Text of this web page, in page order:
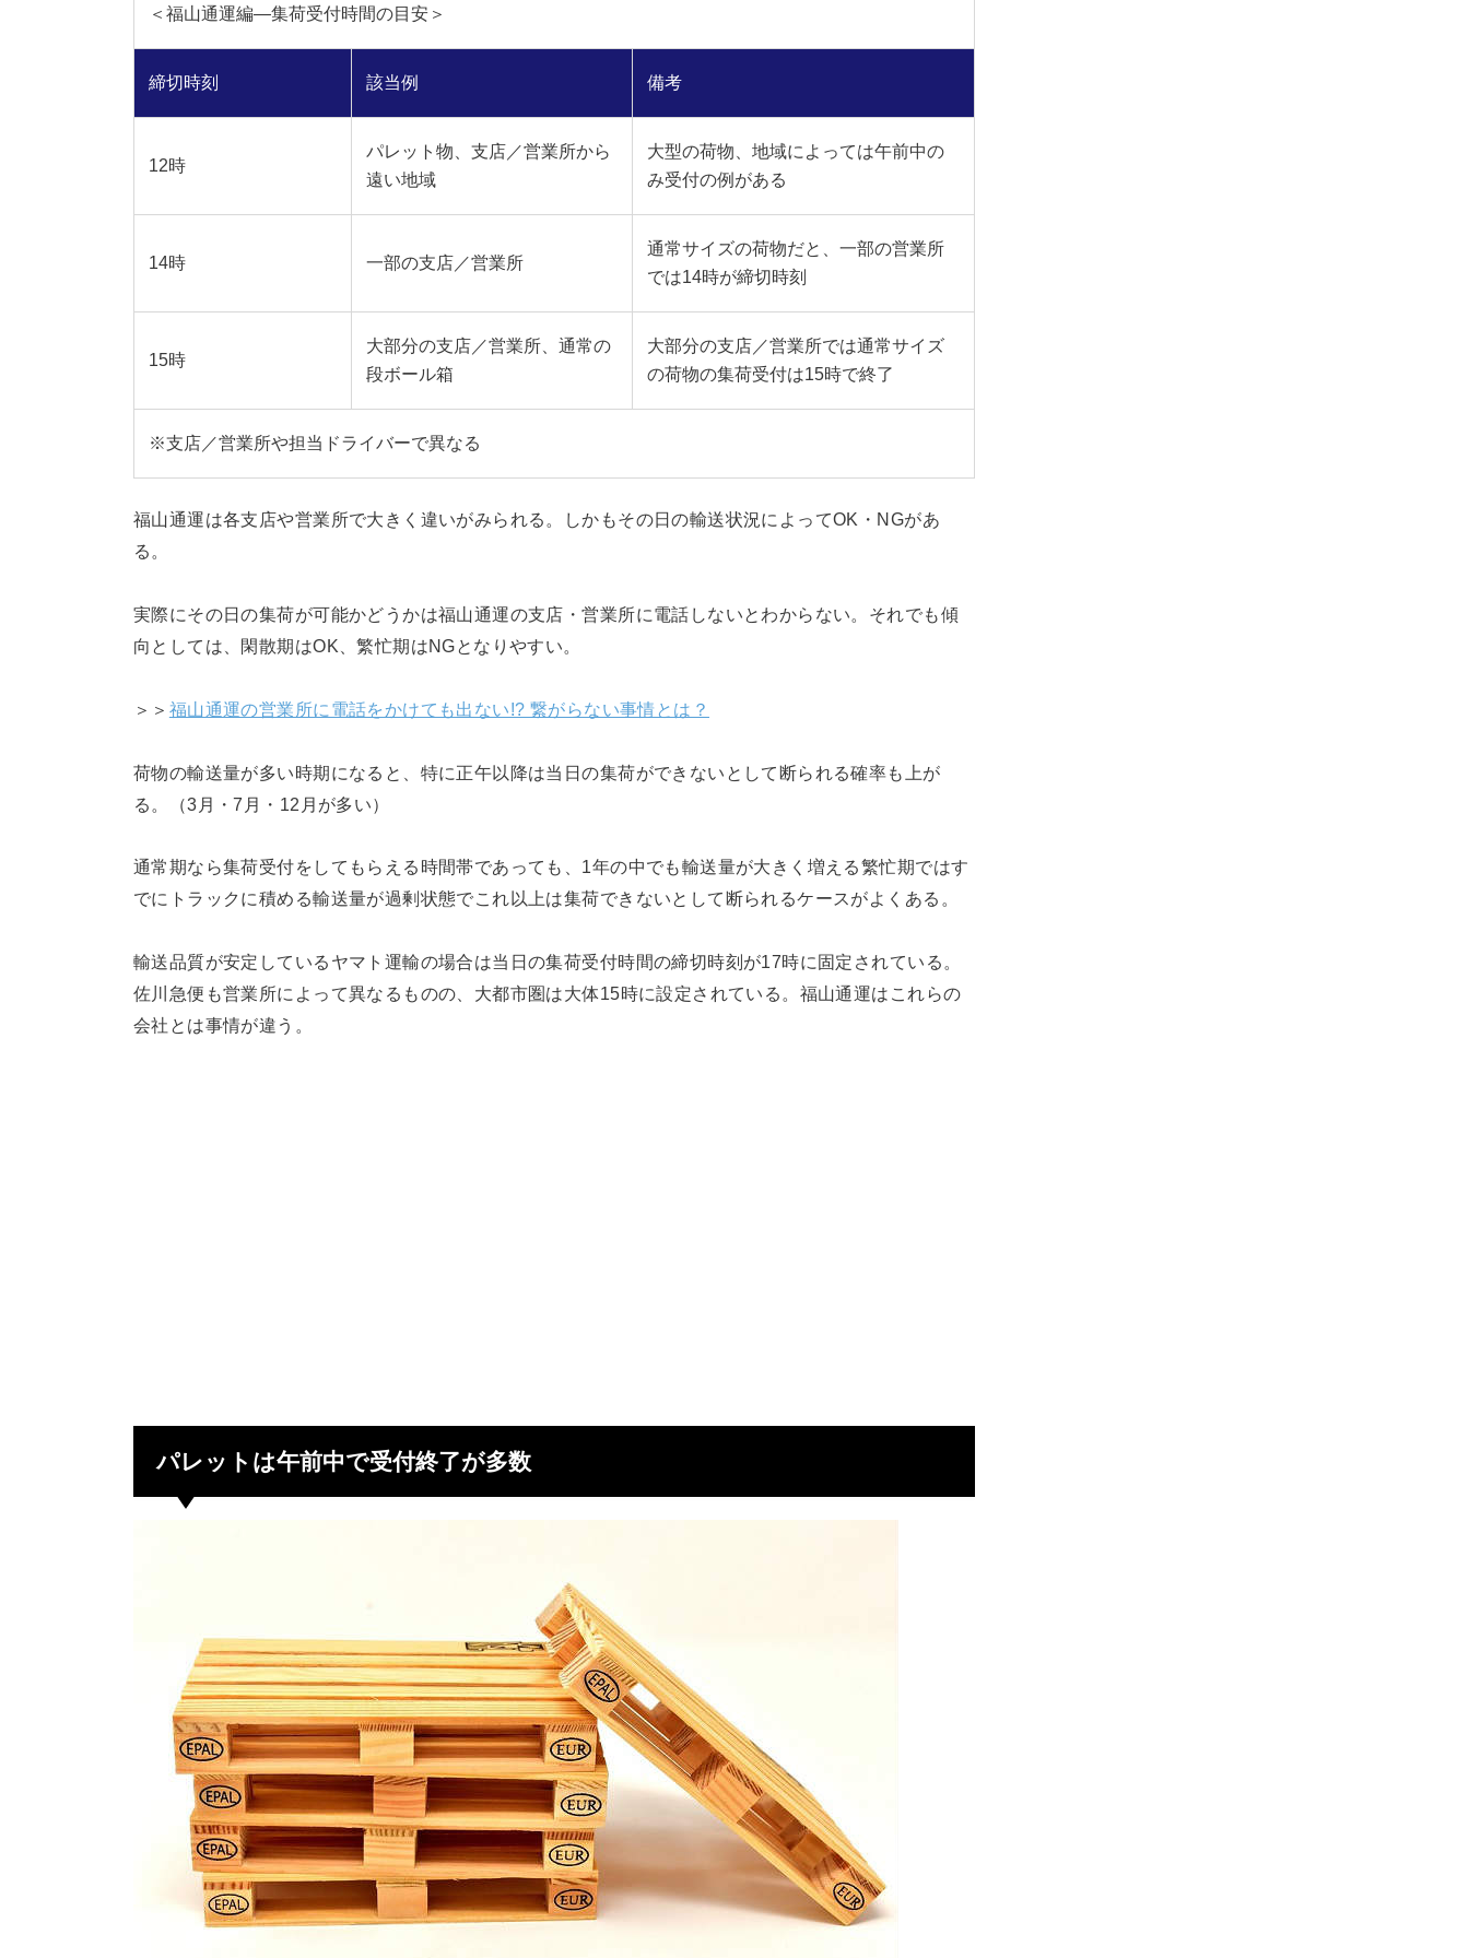
＜福山通運編―集荷受付時間の目安＞
締切時刻 該当例 備考
12時
パレット物、支店／営業所から
遠い地域
大型の荷物、地域によっては午前中の
み受付の例がある
14時 一部の支店／営業所
通常サイズの荷物だと、一部の営業所
では14時が締切時刻
15時
大部分の支店／営業所、通常の
段ボール箱
大部分の支店／営業所では通常サイズ
の荷物の集荷受付は15時で終了
※支店／営業所や担当ドライバーで異なる
福山通運は各支店や営業所で大きく違いがみられる。しかもその日の輸送状況によってOK・NGがあ
る。
実際にその日の集荷が可能かどうかは福山通運の支店・営業所に電話しないとわからない。それでも傾
向としては、閑散期はOK、繁忙期はNGとなりやすい。
＞＞ 福山通運の営業所に電話をかけても出ない!? 繋がらない事情とは？
荷物の輸送量が多い時期になると、特に正午以降は当日の集荷ができないとして断られる確率も上が
る。（3月・7月・12月が多い）
通常期なら集荷受付をしてもらえる時間帯であっても、1年の中でも輸送量が大きく増える繁忙期ではす
でにトラックに積める輸送量が過剰状態でこれ以上は集荷できないとして断られるケースがよくある。
輸送品質が安定しているヤマト運輸の場合は当日の集荷受付時間の締切時刻が17時に固定されている。
佐川急便も営業所によって異なるものの、大都市圏は大体15時に設定されている。福山通運はこれらの
会社とは事情が違う。
パレットは午前中で受付終了が多数